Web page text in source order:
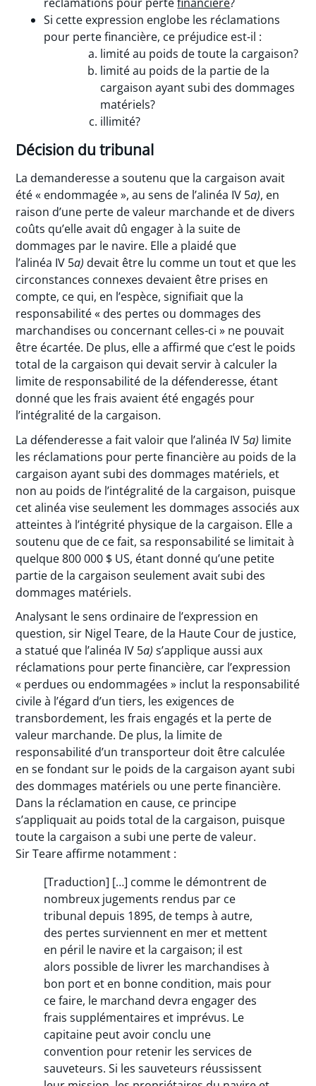
Si cette expression englobe les réclamations
pour perte financière, ce préjudice est-il :
limité au poids de toute la cargaison?
limité au poids de la partie de la
cargaison ayant subi des dommages
matériels?
illimité?
Décision du tribunal
La demanderesse a soutenu que la cargaison avait
été « endommagée », au sens de l’alinéa IV 5a), en
raison d’une perte de valeur marchande et de divers
coûts qu’elle avait dû engager à la suite de
dommages par le navire. Elle a plaidé que
l’alinéa IV 5a) devait être lu comme un tout et que les
circonstances connexes devaient être prises en
compte, ce qui, en l’espèce, signifiait que la
responsabilité « des pertes ou dommages des
marchandises ou concernant celles-ci » ne pouvait
être écartée. De plus, elle a affirmé que c’est le poids
total de la cargaison qui devait servir à calculer la
limite de responsabilité de la défenderesse, étant
donné que les frais avaient été engagés pour
l’intégralité de la cargaison.
La défenderesse a fait valoir que l’alinéa IV 5a) limite
les réclamations pour perte financière au poids de la
cargaison ayant subi des dommages matériels, et
non au poids de l’intégralité de la cargaison, puisque
cet alinéa vise seulement les dommages associés aux
atteintes à l’intégrité physique de la cargaison. Elle a
soutenu que de ce fait, sa responsabilité se limitait à
quelque 800 000 $ US, étant donné qu’une petite
partie de la cargaison seulement avait subi des
dommages matériels.
Analysant le sens ordinaire de l’expression en
question, sir Nigel Teare, de la Haute Cour de justice,
a statué que l’alinéa IV 5a) s’applique aussi aux
réclamations pour perte financière, car l’expression
« perdues ou endommagées » inclut la responsabilité
civile à l’égard d’un tiers, les exigences de
transbordement, les frais engagés et la perte de
valeur marchande. De plus, la limite de
responsabilité d’un transporteur doit être calculée
en se fondant sur le poids de la cargaison ayant subi
des dommages matériels ou une perte financière.
Dans la réclamation en cause, ce principe
s’appliquait au poids total de la cargaison, puisque
toute la cargaison a subi une perte de valeur.
Sir Teare affirme notamment :
[Traduction] […] comme le démontrent de
nombreux jugements rendus par ce
tribunal depuis 1895, de temps à autre,
des pertes surviennent en mer et mettent
en péril le navire et la cargaison; il est
alors possible de livrer les marchandises à
bon port et en bonne condition, mais pour
ce faire, le marchand devra engager des
frais supplémentaires et imprévus. Le
capitaine peut avoir conclu une
convention pour retenir les services de
sauveteurs. Si les sauveteurs réussissent